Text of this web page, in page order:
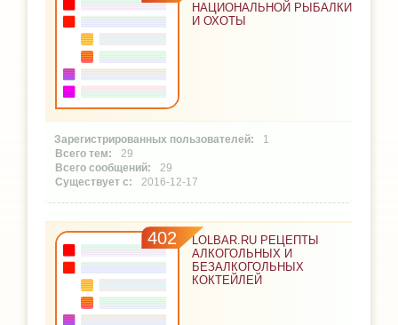
НАЦИОНАЛЬНОЙ РЫБАЛКИ
И ОХОТЫ
1
29
29
2016-12-17
402
LOLBAR.RU РЕЦЕПТЫ
АЛКОГОЛЬНЫХ И
БЕЗАЛКОГОЛЬНЫХ
КОКТЕЙЛЕЙ